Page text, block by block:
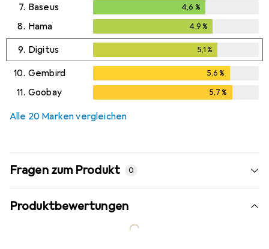
7. Baseus 4,6 %
8. Hama 4,9 %
9. Digitus 5,1 %
10. Gembird 5,6%
11. Goobay 5,7%
Alle 20 Marken vergleichen
Fragen zum Produkt 0
Produktbewertungen